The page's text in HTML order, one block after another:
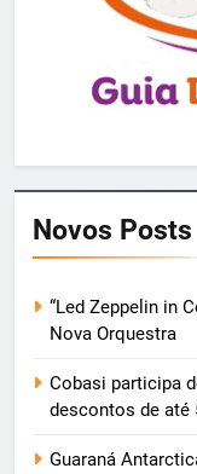
Novos Posts
“Led Zeppelin in
Nova Orquestra
Cobasi participa
descontos de até
Guaraná